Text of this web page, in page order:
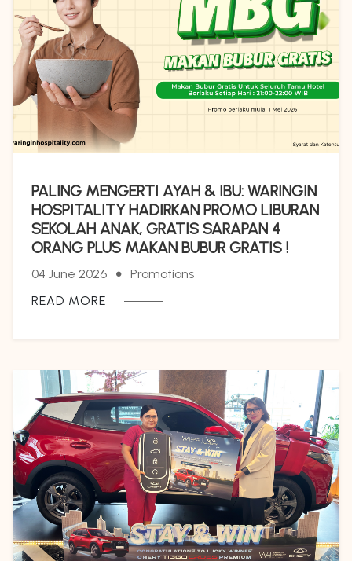
PALING MENGERTI AYAH & IBU: WARINGIN
HOSPITALITY HADIRKAN PROMO LIBURAN
SEKOLAH ANAK, GRATIS SARAPAN 4
ORANG PLUS MAKAN BUBUR GRATIS !
04 June 2026
Promotions
READ MORE